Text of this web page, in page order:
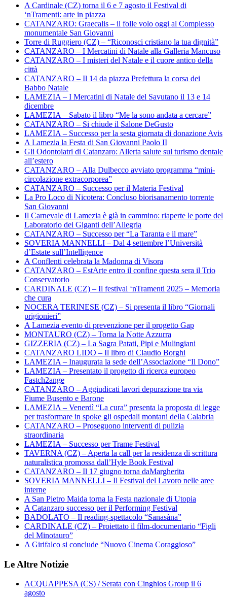
A Cardinale (CZ) torna il 6 e 7 agosto il Festival di
‘nTramenti: arte in piazza
CATANZARO: Graecalis – il folle volo oggi al Complesso
monumentale San Giovanni
Torre di Ruggiero (CZ) – “Riconosci cristiano la tua dignità”
CATANZARO – I Mercatini di Natale alla Galleria Mancuso
CATANZARO – I misteri del Natale e il cuore antico della
città
CATANZARO – Il 14 da piazza Prefettura la corsa dei
Babbo Natale
LAMEZIA – I Mercatini di Natale del Savutano il 13 e 14
dicembre
LAMEZIA – Sabato il libro “Me la sono andata a cercare”
CATANZARO – Si chiude il Salone DeGusto
LAMEZIA – Successo per la sesta giornata di donazione Avis
A Lamezia la Festa di San Giovanni Paolo II
Gli Odontoiatri di Catanzaro: Allerta salute sul turismo dentale
all’estero
CATANZARO – Alla Dulbecco avviato programma “mini-
circolazione extracorporea”
CATANZARO – Successo per il Materia Festival
La Pro Loco di Nicotera: Concluso biorisanamento torrente
San Giovanni
Il Carnevale di Lamezia è già in cammino: riaperte le porte del
Laboratorio dei Giganti dell’Allegria
CATANZARO – Successo per “La Taranta e il mare”
SOVERIA MANNELLI – Dal 4 settembre l’Università
d’Estate sull’Intelligence
A Conflenti celebrata la Madonna di Visora
CATANZARO – EstArte entro il confine questa sera il Trio
Conservatorio
CARDINALE (CZ) – Il festival ‘nTramenti 2025 – Memoria
che cura
NOCERA TERINESE (CZ) – Si presenta il libro “Giornali
prigionieri”
A Lamezia evento di prevenzione per il progetto Gap
MONTAURO (CZ) – Torna la Notte Azzurra
GIZZERIA (CZ) – La Sagra Patati, Pipi e Mulingiani
CATANZARO LIDO – Il libro di Claudio Borghi
LAMEZIA – Inaugurata la sede dell’Associazione “Il Dono”
LAMEZIA – Presentato il progetto di ricerca europeo
Fastch2ange
CATANZARO – Aggiudicati lavori depurazione tra via
Fiume Busento e Barone
LAMEZIA – Venerdì “La cura” presenta la proposta di legge
per trasformare in spoke gli ospedali montani della Calabria
CATANZARO – Proseguono interventi di pulizia
straordinaria
LAMEZIA – Successo per Trame Festival
TAVERNA (CZ) – Aperta la call per la residenza di scrittura
naturalistica promossa dall’Hyle Book Festival
CATANZARO – Il 17 giugno torna daMargherita
SOVERIA MANNELLI – Il Festival del Lavoro nelle aree
interne
A San Pietro Maida torna la Festa nazionale di Utopia
A Catanzaro successo per il Performing Festival
BADOLATO – Il reading-spettacolo “Sanasàna”
CARDINALE (CZ) – Proiettato il film-documentario “Figli
del Minotauro”
A Girifalco si conclude “Nuovo Cinema Coraggioso”
Le Altre Notizie
ACQUAPPESA (CS) / Serata con Cinghios Group il 6
agosto